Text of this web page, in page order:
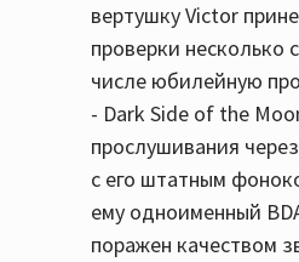
вертушку Victor
проверки несколько
числе юбилейную
- Dark Side of the
прослушивания
с его штатным
ему одноименный
поражен качеством